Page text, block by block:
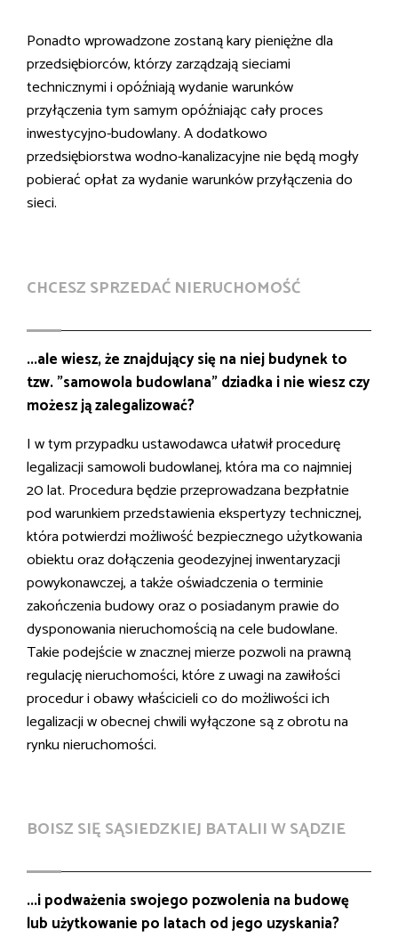
Ponadto wprowadzone zostaną kary pieniężne dla
przedsiębiorców, którzy zarządzają sieciami
technicznymi i opóźniają wydanie warunków
przyłączenia tym samym opóźniając cały proces
inwestycyjno-budowlany. A dodatkowo
przedsiębiorstwa wodno-kanalizacyjne nie będą mogły
pobierać opłat za wydanie warunków przyłączenia do
sieci.
CHCESZ SPRZEDAĆ NIERUCHOMOŚĆ
...ale wiesz, że znajdujący się na niej budynek to
tzw. "samowola budowlana" dziadka i nie wiesz czy
możesz ją zalegalizować?
I w tym przypadku ustawodawca ułatwił procedurę
legalizacji samowoli budowlanej, która ma co najmniej
20 lat. Procedura będzie przeprowadzana bezpłatnie
pod warunkiem przedstawienia ekspertyzy technicznej,
która potwierdzi możliwość bezpiecznego użytkowania
obiektu oraz dołączenia geodezyjnej inwentaryzacji
powykonawczej, a także oświadczenia o terminie
zakończenia budowy oraz o posiadanym prawie do
dysponowania nieruchomością na cele budowlane.
Takie podejście w znacznej mierze pozwoli na prawną
regulację nieruchomości, które z uwagi na zawiłości
procedur i obawy właścicieli co do możliwości ich
legalizacji w obecnej chwili wyłączone są z obrotu na
rynku nieruchomości.
BOISZ SIĘ SĄSIEDZKIEJ BATALII W SĄDZIE
...i podważenia swojego pozwolenia na budowę
lub użytkowanie po latach od jego uzyskania?